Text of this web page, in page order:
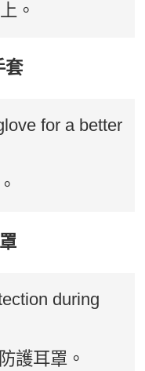
。
套
for a better
during
護耳罩。